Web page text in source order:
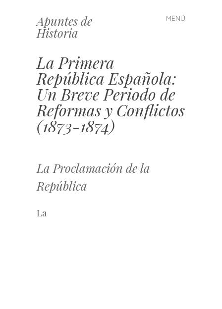
Apuntes de
Historia
MENÚ
Saltar
al
La Primera
República Española:
Un Breve Periodo de
Reformas y Conflictos
(1873-1874)
La Proclamación de la
República
La